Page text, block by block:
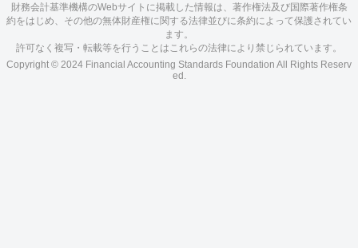
財務会計基準機構のWebサイトに掲載した情報は、著作権法及び国際著作権条
約をはじめ、その他の無体財産権に関する法律並びに条約によって保護されてい
ます。
許可なく複写・転載等を行うことはこれらの法律により禁じられています。
Copyright © 2024 Financial Accounting Standards Foundation All Rights Reserv
ed.